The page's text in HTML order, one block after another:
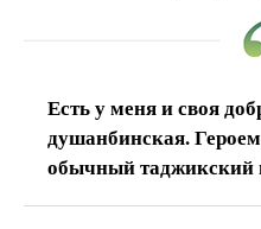
Есть у меня и своя
душанбинская.
обычный таджикский